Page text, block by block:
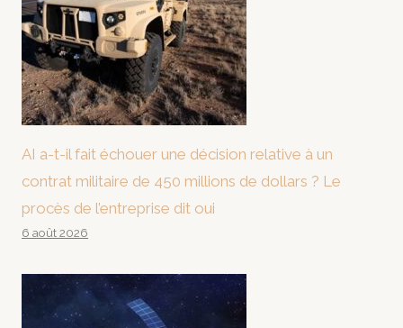
AI a-t-il fait échouer une décision relative à un
contrat militaire de 450 millions de dollars ? Le
procès de l’entreprise dit oui
6 août 2026